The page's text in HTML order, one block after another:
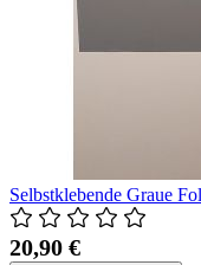
Selbstklebende Graue
20,90 €